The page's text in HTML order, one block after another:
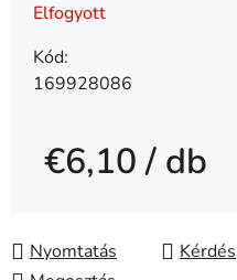
Elfogyott
Kód:
169928086
€6,10/ db
Nyomtatás
Kérdés